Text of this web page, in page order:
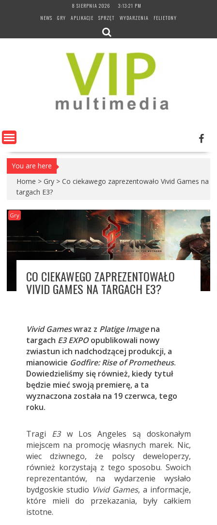
8 SIERPNIA 2026
3:13:22 PM
NEWS
GRY APLIKACJE SPRZĘT WYDARZENIA FELIETONY
You are here
Home > Gry > Co ciekawego zaprezentowało Vivid Games na
targach E3?
Gry
CO CIEKAWEGO ZAPREZENTOWAŁO
VIVID GAMES NA TARGACH E3?
Vivid Gameswraz z Platige Imagena
targach E3 EXPOopublikowali nowy
zwiastun ich nadchodzącej produkcji, a
mianowicie Godfire: Rise of Prometheus.
Dowiedzieliśmy się również, kiedy tytuł
będzie mieć swoją premierę, a ta
wyznaczona została na 19 czerwca, tego
roku.
Tragi E3w Los Angeles są doskonałym
miejscem na promocję własnych marek. Nic,
wiec dziwnego, że polscy deweloperzy,
również korzystają z tego sposobu. Swoich
reprezentantów, na wydarzenie wysłało
bydgoskie studio Vivid Games, a informacje,
które mieli do przekazania, były całkiem
istotne.